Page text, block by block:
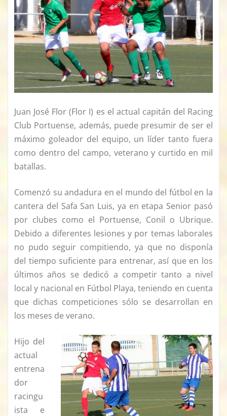
Juan José Flor (Flor I) es el actual capitán del Racing
Club Portuense, además, puede presumir de ser el
máximo goleador del equipo, un líder tanto fuera
como dentro del campo, veterano y curtido en mil
batallas.
Comenzó su andadura en el mundo del fútbol en la
cantera del Safa San Luis, ya en etapa Senior pasó
por clubes como el Portuense, Conil o Ubrique.
Debido a diferentes lesiones y por temas laborales
no pudo seguir compitiendo, ya que no disponía
del tiempo suficiente para entrenar, así que en los
últimos años se dedicó a competir tanto a nivel
local y nacional en Fútbol Playa, teniendo en cuenta
que dichas competiciones sólo se desarrollan en
los meses de verano.
Hijo del
actual
entrena
dor
racingu
ista e